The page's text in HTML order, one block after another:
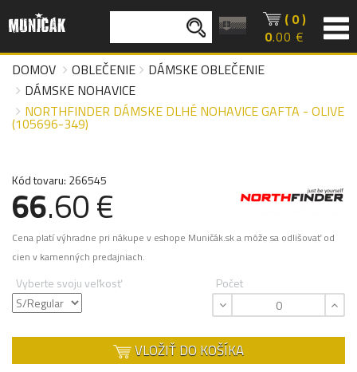
( 0 )
0.00 €
DOMOV
OBLEČENIE
DÁMSKE OBLEČENIE
DÁMSKE NOHAVICE
NORTHFINDER DÁMSKE DLHÉ NOHAVICE GAFTA - OLIVE
(105696-349)
Kód tovaru: 266545
66.60 €
Cena platí výhradne pri nákupe v eshope Muničák.sk a môže sa odlišovať od
cien v kamenných predajniach.
Vyberte svoju veľkosť Počet
VLOŽIŤ DO KOŠÍKA